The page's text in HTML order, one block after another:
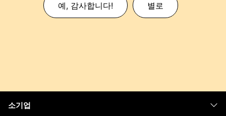
예, 감사합니다! 별로
소기업